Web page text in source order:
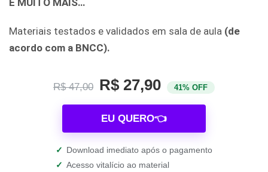
E MUITO MAIS…
Materiais testados e validados em sala de aula (de
acordo com a BNCC).
R$ 47,00 R$ 27,90 41% OFF
EU QUERO👈
✓ Download imediato após o pagamento
✓ Acesso vitalício ao material